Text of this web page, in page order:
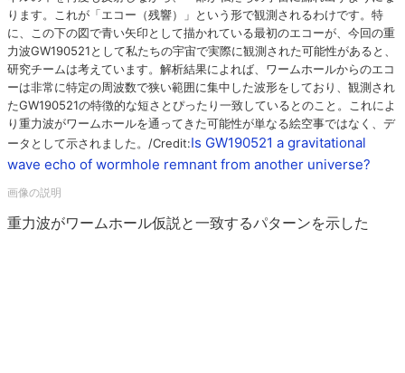
ります。これが「エコー（残響）」という形で観測されるわけです。特
に、この下の図で青い矢印として描かれている最初のエコーが、今回の重
力波GW190521として私たちの宇宙で実際に観測された可能性があると、
研究チームは考えています。解析結果によれば、ワームホールからのエコ
ーは非常に特定の周波数で狭い範囲に集中した波形をしており、観測され
たGW190521の特徴的な短さとぴったり一致しているとのこと。これによ
り重力波がワームホールを通ってきた可能性が単なる絵空事ではなく、デ
ータとして示されました。/Credit:Is GW190521 a gravitational
wave echo of wormhole remnant from another universe?
重力波がワームホール仮説と一致するパターンを示した